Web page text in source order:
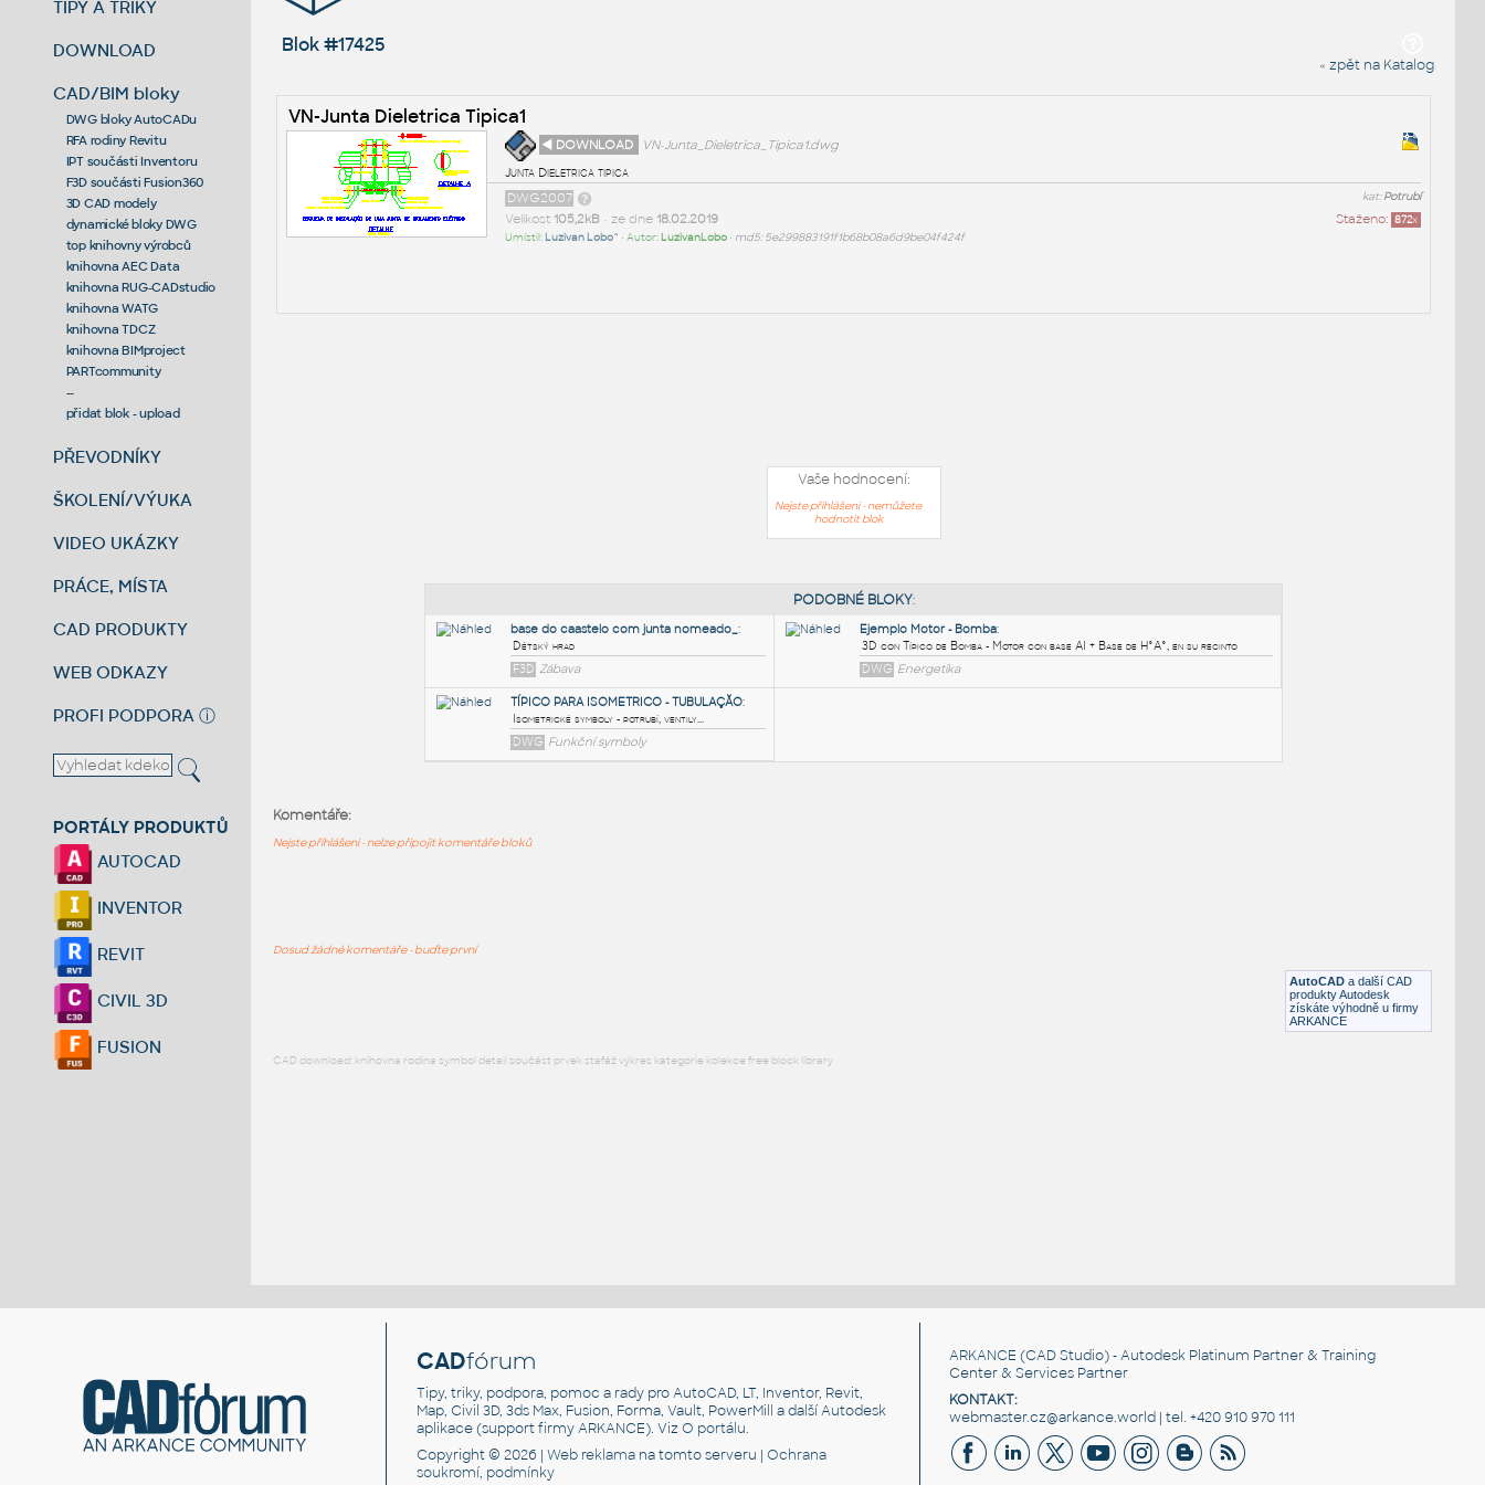
TIPY A TRIKY
DOWNLOAD
CAD/BIM bloky
DWG bloky AutoCADu
RFA rodiny Revitu
IPT součásti Inventoru
F3D součásti Fusion360
3D CAD modely
dynamické bloky DWG
top knihovny výrobců
knihovna AEC Data
knihovna RUG-CADstudio
knihovna WATG
knihovna TDCZ
knihovna BIMproject
PARTcommunity
--
přidat blok - upload
PŘEVODNÍKY
ŠKOLENÍ/VÝUKA
VIDEO UKÁZKY
PRÁCE, MÍSTA
CAD PRODUKTY
WEB ODKAZY
PROFI PODPORA ⓘ
PORTÁLY PRODUKTŮ
AUTOCAD
INVENTOR
REVIT
CIVIL 3D
FUSION
Blok #17425
« zpět na Katalog
VN-Junta Dieletrica Tipica1
◄ DOWNLOAD
VN-Junta_Dieletrica_Tipica1.dwg
Junta Dieletrica tipica
kat:Potrubí
DWG2007
Staženo: 872x
Velikost 105,2kB• ze dne 18.02.2019
Umístil: Luzivan Lobo^ • Autor: LuzivanLobo• md5: 5e299883191f1b68b08a6d9be04f424f
Vaše hodnocení:
Nejste přihlášeni - nemůžete
hodnotit blok
AutoCAD a další CAD
produkty Autodesk
získáte výhodně u firmy
ARKANCE
Komentáře:
Nejste přihlášeni - nelze připojit komentáře bloků
Dosud žádné komentáře - buďte první
CAD download: knihovna rodina symbol detail součást prvek stafáž výkres kategorie kolekce free block library
CADfórum
Tipy, triky, podpora, pomoc a rady pro AutoCAD, LT, Inventor, Revit,
Map, Civil 3D, 3ds Max, Fusion, Forma, Vault, PowerMill a další Autodesk
aplikace (support firmy ARKANCE). VizO portálu.
Copyright © 2026 |Web reklama na tomto serveru |Ochrana
soukromí, podmínky
ARKANCE (CAD Studio) - Autodesk Platinum Partner & Training
Center & Services Partner
KONTAKT:
webmaster.cz@arkance.world | tel. +420 910 970 111